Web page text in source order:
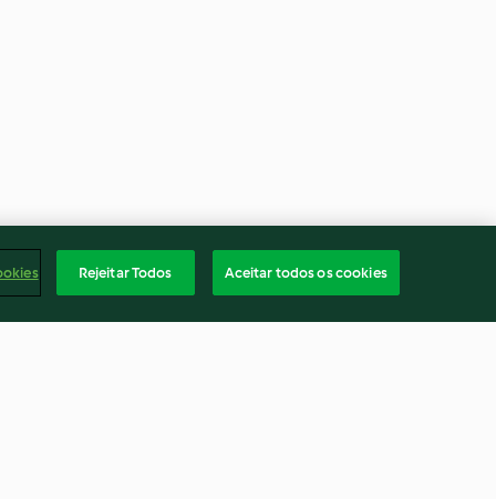
Rejeitar Todos Aceitar todos os cookies